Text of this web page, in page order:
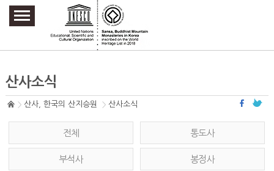
주요메뉴 바로가기
본문 바로가기
하단메뉴 바로가기
산사소식
산사, 한국의 산지승원 산사소식
전체 통도사
부석사 봉정사